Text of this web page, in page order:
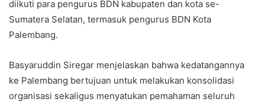
diikuti para pengurus BDN kabupaten dan kota se-
Sumatera Selatan, termasuk pengurus BDN Kota
Palembang.
Basyaruddin Siregar menjelaskan bahwa kedatangannya
ke Palembang bertujuan untuk melakukan konsolidasi
organisasi sekaligus menyatukan pemahaman seluruh